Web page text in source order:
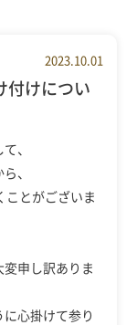
2023.10.01
付けについ
、
、
ことがございま
申し訳ありま
心掛けて参り